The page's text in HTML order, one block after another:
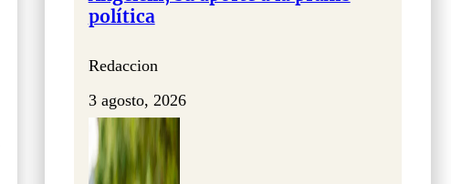
política
Redaccion
3 agosto, 2026